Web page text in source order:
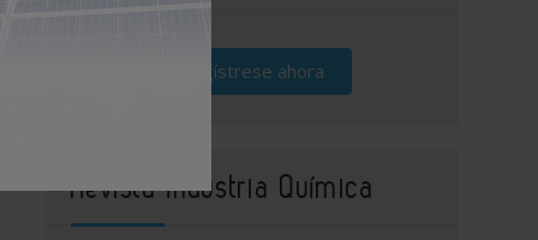
Regístrese ahora
Revista Industria Química